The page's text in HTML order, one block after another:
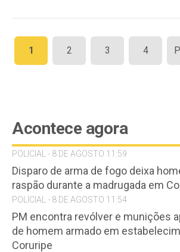
Paginação
de
1 2 3 4
Acontece agora
POLICIAL - 8 DE AGOSTO 11:59
Disparo de arma de fogo deixa
raspão durante a madrugada em
POLICIAL - 8 DE AGOSTO 11:54
PM encontra revólver e munições
de homem armado em
Coruripe